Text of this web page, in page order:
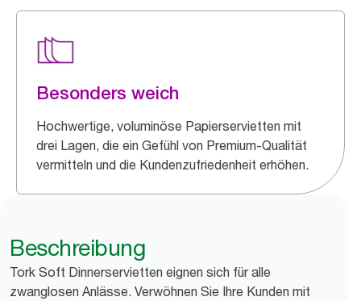
Besonders weich
Hochwertige, voluminöse Papierservietten mit
drei Lagen, die ein Gefühl von Premium-Qualität
vermitteln und die Kundenzufriedenheit erhöhen.
Beschreibung
Tork Soft Dinnerservietten eignen sich für alle
zwanglosen Anlässe. Verwöhnen Sie Ihre Kunden mit